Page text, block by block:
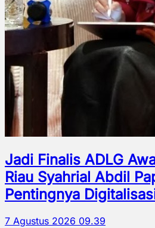
Jadi Finalis ADLG
Riau Syahrial Abdil
Pentingnya
7 Agustus 2026 09.39